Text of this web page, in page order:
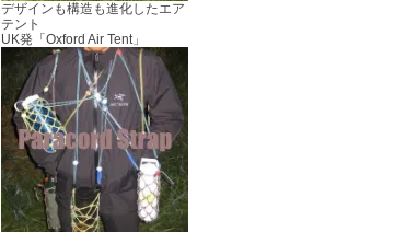
デザインも構造も進化したエア
テント
UK発「Oxford Air Tent」